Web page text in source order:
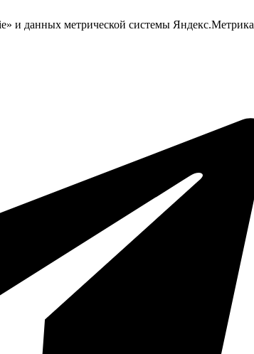
и данных метрической системы Яндекс.Метрика